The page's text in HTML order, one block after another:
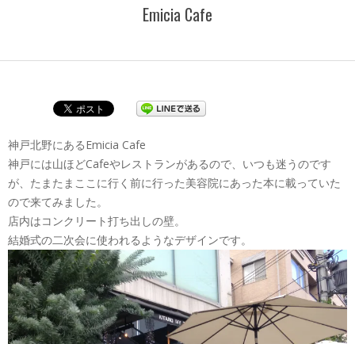
Emicia Cafe
神戸北野にあるEmicia Cafe
神戸には山ほどCafeやレストランがあるので、いつも迷うのです
が、たまたまここに行く前に行った美容院にあった本に載っていた
ので来てみました。
店内はコンクリート打ち出しの壁。
結婚式の二次会に使われるようなデザインです。